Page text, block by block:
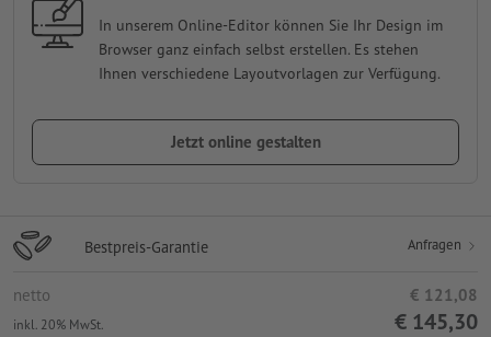
In unserem Online-Editor können Sie Ihr Design im
Browser ganz einfach selbst erstellen. Es stehen
Ihnen verschiedene Layoutvorlagen zur Verfügung.
Jetzt online gestalten
Bestpreis-Garantie Anfragen
netto € 121,08
inkl. 20% MwSt. € 145,30